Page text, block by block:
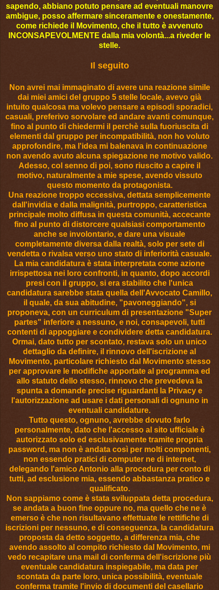
sapendo, abbiano potuto pensare ad eventuali manovre
ambigue, posso affermare sinceramente e onestamente,
come richiede il Movimento, che il tutto è avvenuto
INCONSAPEVOLMENTE dalla mia volontà...a riveder le
stelle.
Il seguito
Non avrei mai immaginato di avere una reazione simile
dai miei amici del gruppo 5 stelle locale, avevo già
intuito qualcosa ma volevo pensare a episodi sporadici,
casuali, preferivo sorvolare ed andare avanti comunque,
fino al punto di chiedermi il perchè sulla fuoriuscita di
elementi dal gruppo per incompatibilità, non ho voluto
approfondire, ma l'idea mi balenava in continuazione
non avendo avuto alcuna spiegazione ne motivo valido.
Adesso, col senno di poi, sono riuscito a capire il
motivo, naturalmente a mie spese, avendo vissuto
questo momento da protagonista.
Una reazione troppo eccessiva, dettata semplicemente
dall'invidia e dalla malignità, purtroppo, caratteristica
principale molto diffusa in questa comunità, accecante
fino al punto di distorcere qualsiasi comportamento
anche se involontario, e dare una visuale
completamente diversa dalla realtà, solo per sete di
vendetta o rivalsa verso uno stato di inferiorità casuale.
La mia candidatura è stata interpretata come azione
irrispettosa nei loro confronti, in quanto, dopo accordi
presi con il gruppo, si era stabilito che l'unica
candidatura sarebbe stata quella dell'Avvocato Camillo,
il quale, da sua abitudine, "pavoneggiando", si
proponeva, con un curriculum di presentazione "Super
partes" inferiore a nessuno, e noi, consapevoli, tutti
contenti di appoggiare e condividere detta candidatura.
Ormai, dato tutto per scontato, restava solo un unico
dettaglio da definire, il rinnovo dell'iscrizione al
Movimento, particolare richiesto dal Movimento stesso
per approvare le modifiche apportate al programma ed
allo statuto dello stesso, rinnovo che prevedeva la
spunta a domande precise riguardanti la Privacy e
l'autorizzazione ad usare i dati personali di ognuno in
eventuali candidature.
Tutto questo, ognuno, avrebbe dovuto farlo
personalmente, dato che l'accesso al sito ufficiale è
autorizzato solo ed esclusivamente tramite propria
password, ma non è andata così per molti componenti,
non essendo pratici di computer ne di internet,
delegando l'amico Antonio alla procedura per conto di
tutti, ad esclusione mia, essendo abbastanza pratico e
qualificato.
Non sappiamo come è stata sviluppata detta procedura,
se andata a buon fine oppure no, ma quello che ne è
emerso è che non risultavano effettuate le rettifiche di
iscrizioni per nessuno, e di conseguenza, la candidatura
proposta da detto soggetto, a differenza mia, che
avendo assolto al compito richiesto dal Movimento, mi
vedo recapitare una mail di conferma dell'iscrizione più
eventuale candidatura inspiegabile, ma data per
scontata da parte loro, unica possibilità, eventuale
conferma tramite l'invio di documenti del casellario